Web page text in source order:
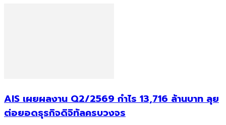
AIS เผยผลงาน Q2/2569 กำไร 13,716 ล้านบาท ลุย
ต่อยอดธุรกิจดิจิทัลครบวงจร